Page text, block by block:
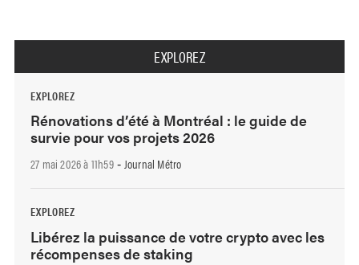
EXPLOREZ
EXPLOREZ
Rénovations d’été à Montréal : le guide de
survie pour vos projets 2026
27 mai 2026 à 11h59- Journal Métro
EXPLOREZ
Libérez la puissance de votre crypto avec les
récompenses de staking